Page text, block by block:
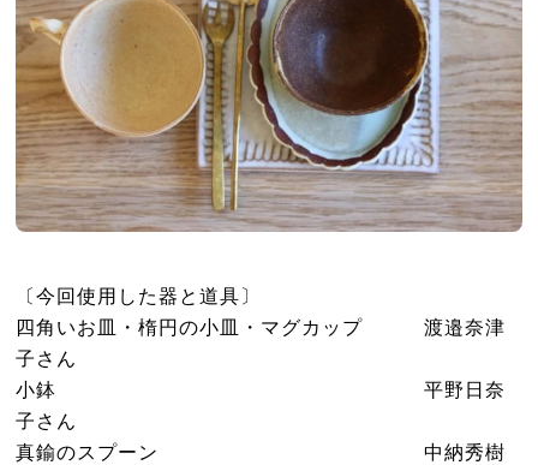
〔今回使用した器と道具〕
四角いお皿・楕円の小皿・マグカップ 渡邉奈津
子さん
小鉢 平野日奈
子さん
真鍮のスプーン 中納秀樹